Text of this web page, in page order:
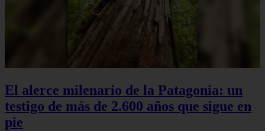
El alerce milenario de la Patagonia: un
testigo de más de 2.600 años que sigue en
pie